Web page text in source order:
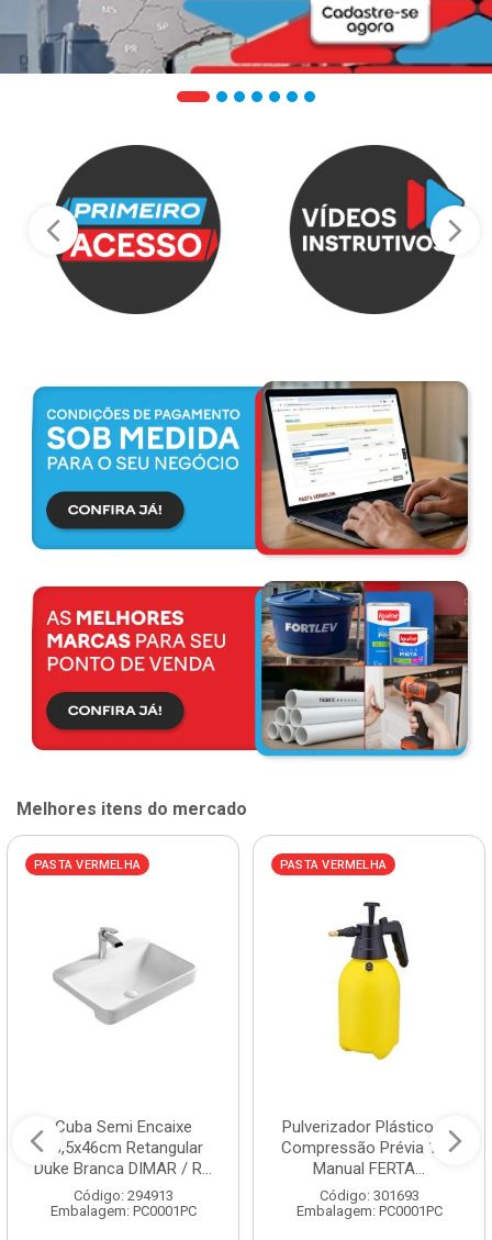
Melhores itens do mercado
PASTA VERMELHA
Cuba Semi Encaixe
58,5x46cm Retangular
Duke Branca DIMAR / R...
Código: 294913
Embalagem: PC0001PC
PASTA VERMELHA
Pulverizador Plástico de
Compressão Prévia 1,5L
Manual FERTA...
Código: 301693
Embalagem: PC0001PC